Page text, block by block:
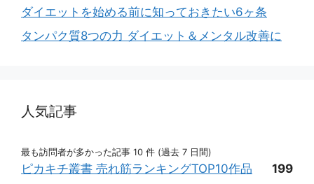
ダイエットを始める前に知っておきたい6ヶ条
タンパク質8つの力 ダイエット＆メンタル改善に
人気記事
最も訪問者が多かった記事 10 件 (過去 7 日間)
ピカキチ叢書 売れ筋ランキングTOP10作品
199